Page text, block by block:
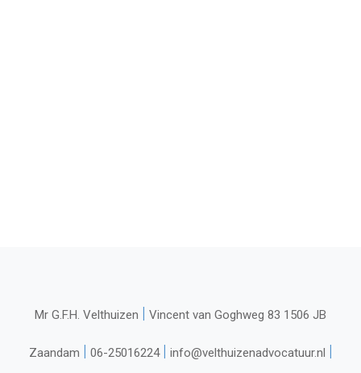
Mr G.F.H. Velthuizen | Vincent van Goghweg 83 1506 JB
Zaandam | 06-25016224 | info@velthuizenadvocatuur.nl |